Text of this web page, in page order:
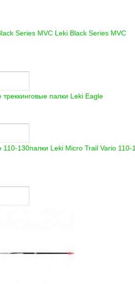
Series MVC Leki Black Series MVC
треккинговые палки Leki Eagle
палки Leki Micro Trail Vario 110-